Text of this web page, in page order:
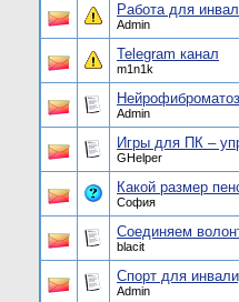
Работа для
Admin
Telegram канал
m1n1k
Нейрофиброматоз
Admin
Игры для ПК –
GHelper
Какой размер
София
Соединяем
blacit
Спорт для
Admin